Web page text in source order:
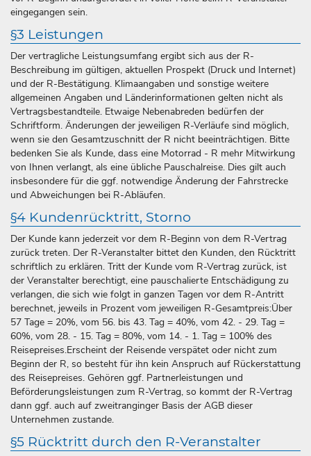
eingegangen sein.
§3 Leistungen
Der vertragliche Leistungsumfang ergibt sich aus der R-
Beschreibung im gültigen, aktuellen Prospekt (Druck und Internet)
und der R-Bestätigung. Klimaangaben und sonstige weitere
allgemeinen Angaben und Länderinformationen gelten nicht als
Vertragsbestandteile. Etwaige Nebenabreden bedürfen der
Schriftform. Änderungen der jeweiligen R-Verläufe sind möglich,
wenn sie den Gesamtzuschnitt der R nicht beeinträchtigen. Bitte
bedenken Sie als Kunde, dass eine Motorrad - R mehr Mitwirkung
von Ihnen verlangt, als eine übliche Pauschalreise. Dies gilt auch
insbesondere für die ggf. notwendige Änderung der Fahrstrecke
und Abweichungen bei R-Abläufen.
§4 Kundenrücktritt, Storno
Der Kunde kann jederzeit vor dem R-Beginn von dem R-Vertrag
zurück treten. Der R-Veranstalter bittet den Kunden, den Rücktritt
schriftlich zu erklären. Tritt der Kunde vom R-Vertrag zurück, ist
der Veranstalter berechtigt, eine pauschalierte Entschädigung zu
verlangen, die sich wie folgt in ganzen Tagen vor dem R-Antritt
berechnet, jeweils in Prozent vom jeweiligen R-Gesamtpreis:Über
57 Tage = 20%, vom 56. bis 43. Tag = 40%, vom 42. - 29. Tag =
60%, vom 28. - 15. Tag = 80%, vom 14. - 1. Tag = 100% des
Reisepreises.Erscheint der Reisende verspätet oder nicht zum
Beginn der R, so besteht für ihn kein Anspruch auf Rückerstattung
des Reisepreises. Gehören ggf. Partnerleistungen und
Beförderungsleistungen zum R-Vertrag, so kommt der R-Vertrag
dann ggf. auch auf zweitranginger Basis der AGB dieser
Unternehmen zustande.
§5 Rücktritt durch den R-Veranstalter